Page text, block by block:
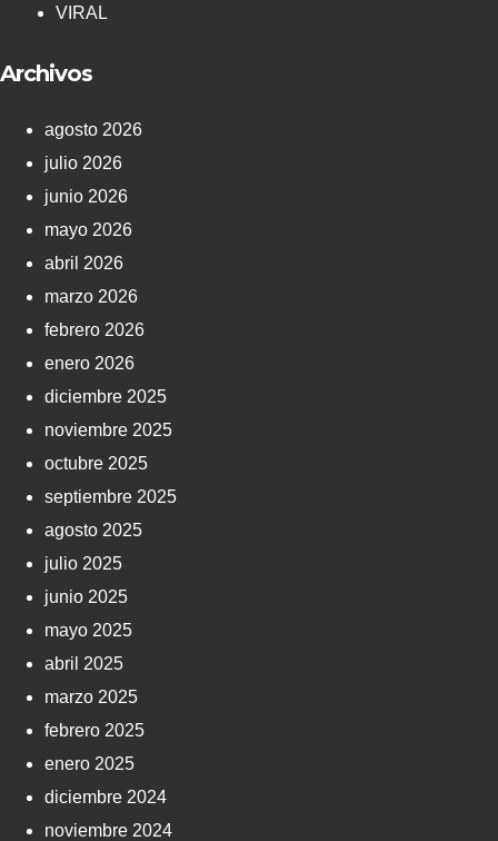
VIRAL
Archivos
agosto 2026
julio 2026
junio 2026
mayo 2026
abril 2026
marzo 2026
febrero 2026
enero 2026
diciembre 2025
noviembre 2025
octubre 2025
septiembre 2025
agosto 2025
julio 2025
junio 2025
mayo 2025
abril 2025
marzo 2025
febrero 2025
enero 2025
diciembre 2024
noviembre 2024